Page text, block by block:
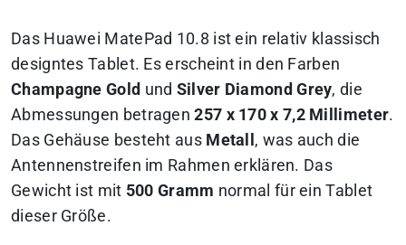
Das Huawei MatePad 10.8 ist ein relativ klassisch
designtes Tablet. Es erscheint in den Farben
Champagne Gold und Silver Diamond Grey, die
Abmessungen betragen257 x 170 x 7,2 Millimeter.
Das Gehäuse besteht aus Metall , was auch die
Antennenstreifen im Rahmen erklären. Das
Gewicht ist mit 500 Gramm normal für ein Tablet
dieser Größe.